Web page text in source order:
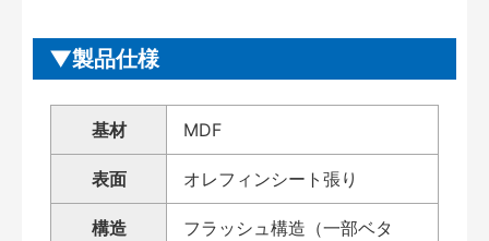
製品仕様
基材 MDF
表面 オレフィンシート張り
構造
フラッシュ構造（一部ベタ